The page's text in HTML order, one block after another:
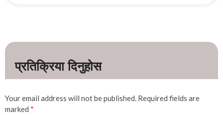
Your email address will not be published. Required fields are
marked *